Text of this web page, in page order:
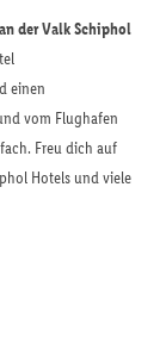
der Valk Schiphol
einen
vom Flughafen
Freu dich auf
Hotels und viele